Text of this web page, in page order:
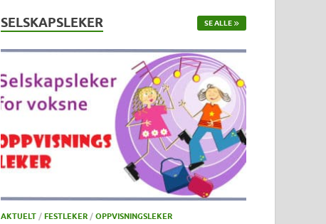
SELSKAPSLEKER SE ALLE
AKTUELT /FESTLEKER /OPPVISNINGSLEKER